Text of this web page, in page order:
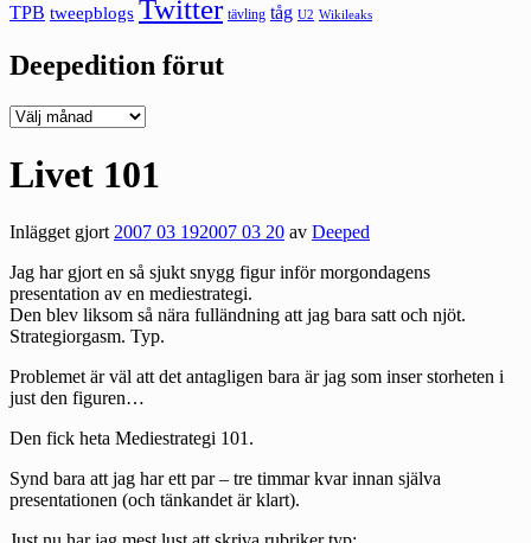
TPB tweepblogs Twitter tävling tåg U2 Wikileaks
Deepedition förut
Deepedition
Livet 101
Inlägget gjort2007 03 192007 03 20 av Deeped
Jag har gjort en så sjukt snygg figur inför morgondagens
presentation av en mediestrategi.
Den blev liksom så nära fulländning att jag bara satt och njöt.
Strategiorgasm. Typ.
Problemet är väl att det antagligen bara är jag som inser storheten i
just den figuren…
Den fick heta Mediestrategi 101.
Synd bara att jag har ett par – tre timmar kvar innan själva
presentationen (och tänkandet är klart).